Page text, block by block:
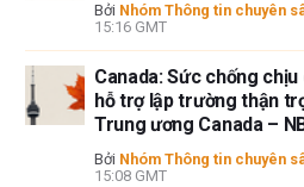
Bởi Nhóm Thông tin chuyên
15:16 GMT
Canada: Sức chống
hỗ trợ lập trường thận
Trung ương Canada –
Bởi Nhóm Thông tin chuyên
15:08 GMT